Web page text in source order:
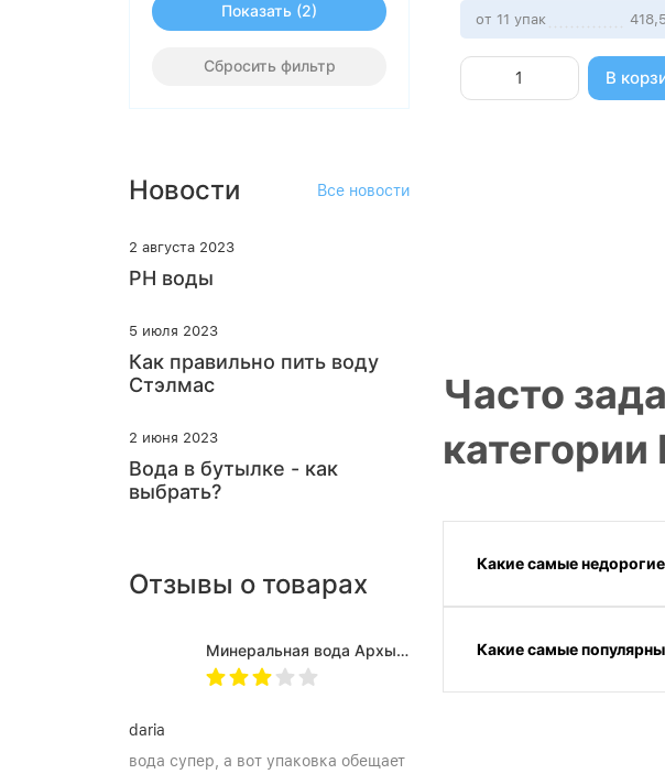
от 11 упак
В
Часто
Какие самые
Какие самые
Показать
Сбросить фильтр
Новости Все новости
2 августа 2023
PH воды
5 июля 2023
Как правильно пить воду
Стэлмас
2 июня 2023
Вода в бутылке - как
выбрать?
Отзывы о товарах
Минеральная вода Архыз Vita негазированная, ПЭТ 0.5 л (12 штук)
daria
вода супер, а вот упаковка обещает